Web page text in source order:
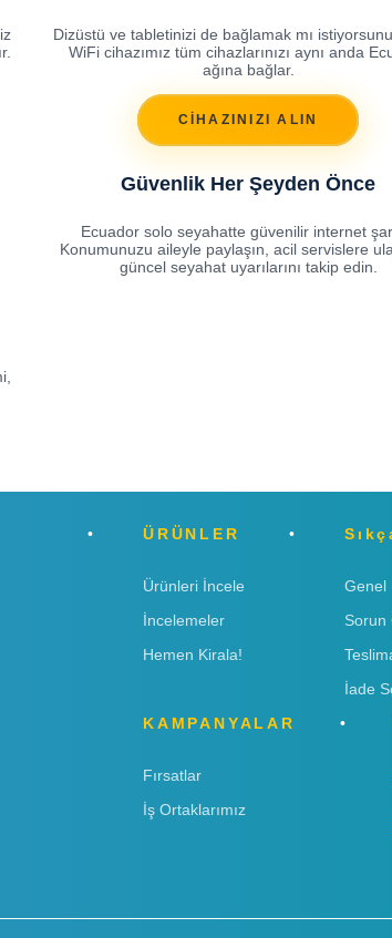
Dizüstü ve tabletinizi de bağlamak mı
WiFi cihazımız tüm cihazlarınızı aynı anda
ağına bağlar.
CİHAZINIZI ALIN
Güvenlik Her Şeyden Önce
Ecuador solo seyahatte güvenilir internet
Konumunuzu aileyle paylaşın, acil servislere
güncel seyahat uyarılarını takip edin.
ÜRÜNLER
Ürünleri İncele
İncelemeler
Hemen Kirala!
Genel
Sorun
İade
KAMPANYALAR
Fırsatlar
İş Ortaklarımız